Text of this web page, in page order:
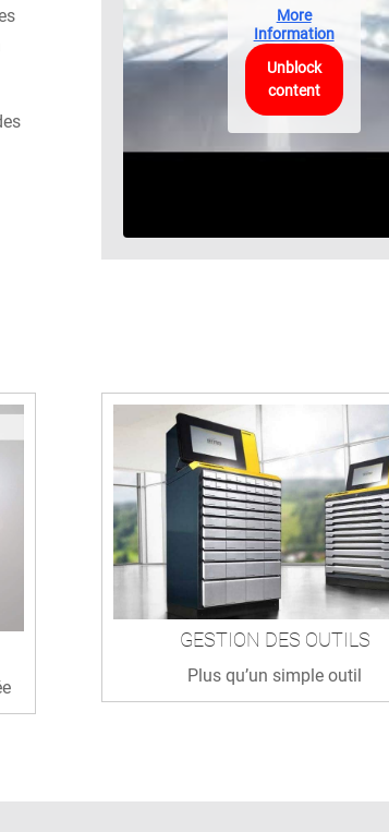
More
Information
Unblock
content
GESTION DES OUTILS
Plus qu’un simple outil